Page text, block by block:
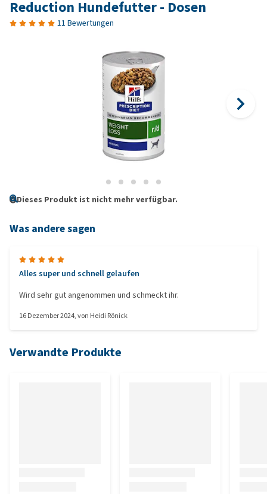
Reduction Hundefutter - Dosen
11 Bewertungen
Dieses Produkt ist nicht mehr verfügbar.
Was andere sagen
Alles super und schnell gelaufen
Wird sehr gut angenommen und schmeckt ihr.
16 Dezember 2024, von Heidi Rönick
Verwandte Produkte